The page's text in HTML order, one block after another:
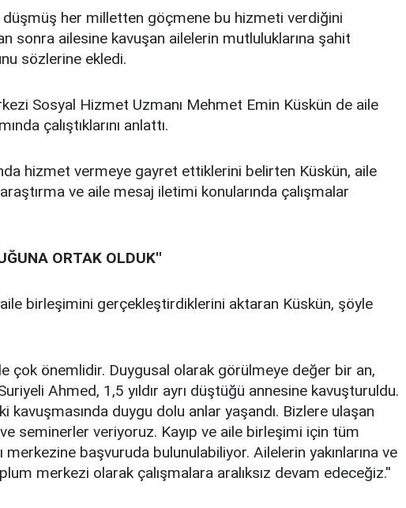
düşmüş her milletten göçmene bu hizmeti verdiğini
sonra ailesine kavuşan ailelerin mutluluklarına şahit
sözlerine ekledi.
Sosyal Hizmet Uzmanı Mehmet Emin Küskün de aile
çalıştıklarını anlattı.
hizmet vermeye gayret ettiklerini belirten Küskün, aile
ve aile mesaj iletimi konularında çalışmalar
ORTAK OLDUK''
aile birleşimini gerçekleştirdiklerini aktaran Küskün, şöyle
çok önemlidir. Duygusal olarak görülmeye değer bir an,
Ahmed, 1,5 yıldır ayrı düştüğü annesine kavuşturuldu.
kavuşmasında duygu dolu anlar yaşandı. Bizlere ulaşan
seminerler veriyoruz. Kayıp ve aile birleşimi için tüm
başvuruda bulunulabiliyor. Ailelerin yakınlarına ve
merkezi olarak çalışmalara aralıksız devam edeceğiz.''